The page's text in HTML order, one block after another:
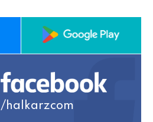
/halkarzcom